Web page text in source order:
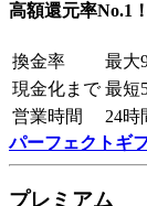
高額還元率No.1
換金率
最大
現金化まで 最短
営業時間
24時
パーフェクトギ
プレミアム